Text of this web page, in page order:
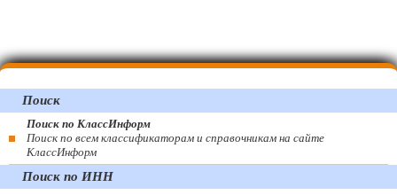
Поиск
Поиск по КлассИнформ
Поиск по всем классификаторам и справочникам на сайте
КлассИнформ
Поиск по ИНН